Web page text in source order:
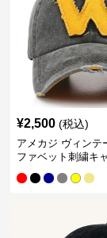
¥2,500 (税込)
アメカジ ヴィンテ
ファベット刺繍キ